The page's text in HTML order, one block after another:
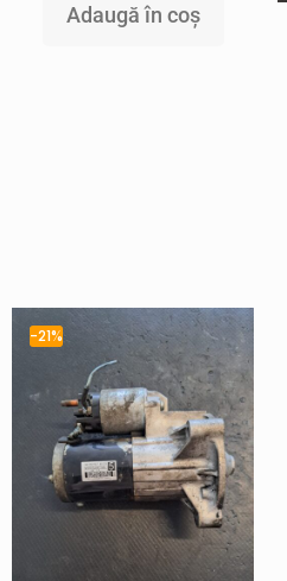
Adaugă în coș
-21%